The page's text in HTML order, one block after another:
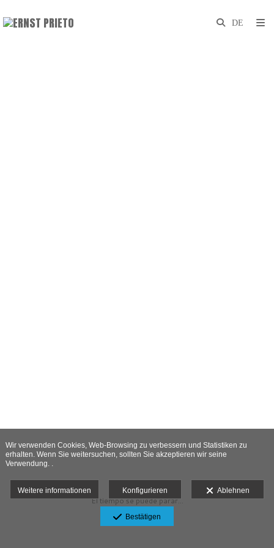
El tiempo se puede parar...
Wir verwenden Cookies, Web-Browsing zu verbessern und Statistiken zu
erhalten. Wenn Sie weitersuchen, sollten Sie akzeptieren wir seine
Verwendung. .
Weitere informationen Konfigurieren Ablehnen
Bestätigen